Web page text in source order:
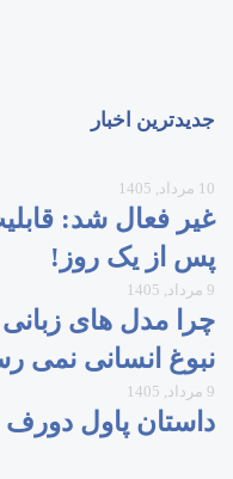
جدیدترین اخبار
10 مرداد, 1405
پس از یک روز!
9 مرداد, 1405
چرا مدل‌ های
نبوغ انسانی نمی‌
9 مرداد, 1405
داستان پاول